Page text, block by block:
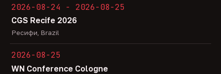
2026-08-24 - 2026-08-25
CGS Recife 2026
Ресифи, Brazil
2026-08-25
WN Conference Cologne